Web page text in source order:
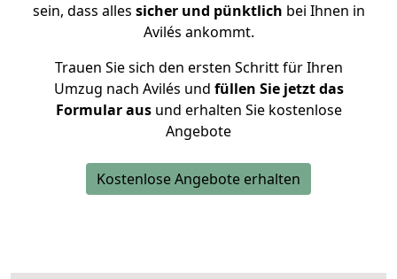
sein, dass alles sicher und pünktlich bei Ihnen in
Avilés ankommt.
Trauen Sie sich den ersten Schritt für Ihren
Umzug nach Avilés und füllen Sie jetzt das
Formular ausund erhalten Sie kostenlose
Angebote
Kostenlose Angebote erhalten